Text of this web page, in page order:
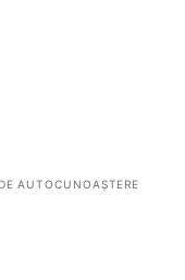
AUTOCUNOAȘTERE